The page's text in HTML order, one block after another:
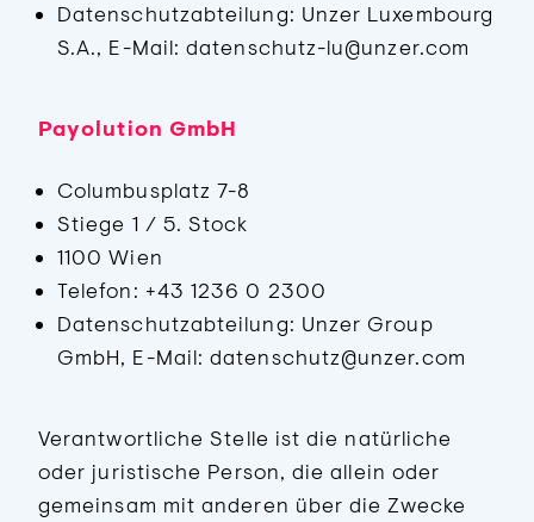
Datenschutzabteilung: Unzer Luxembourg
S.A., E-Mail: datenschutz-lu@unzer.com
Payolution GmbH
Columbusplatz 7-8
Stiege 1 / 5. Stock
1100 Wien
Telefon: +43 1236 0 2300
Datenschutzabteilung: Unzer Group
GmbH, E-Mail: datenschutz@unzer.com
Verantwortliche Stelle ist die natürliche
oder juristische Person, die allein oder
gemeinsam mit anderen über die Zwecke